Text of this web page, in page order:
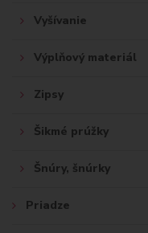
Vyšívanie
Výplňový materiál
Zipsy
Šikmé prúžky
Šnúry, šnúrky
Priadze